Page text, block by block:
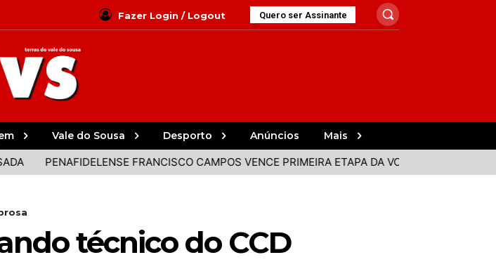
Fazer Login / Logout Quero ser Assinante
Vale do Sousa Desporto Anúncios Mais
PENAFIDELENSE FRANCISCO CAMPOS VENCE PRIMEIRA ETAPA DA VOLTA A PORTUGAL
técnico do CCD